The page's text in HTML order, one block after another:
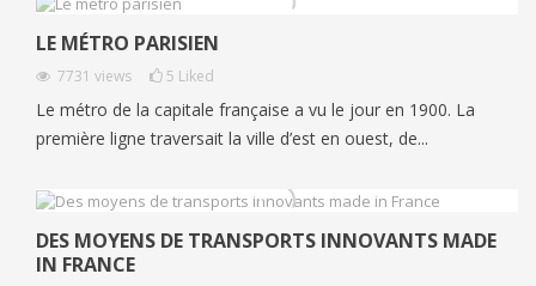
LE MÉTRO PARISIEN
7731 views 5 Liked
Le métro de la capitale française a vu le jour en 1900. La
première ligne traversait la ville d’est en ouest, de...
DES MOYENS DE TRANSPORTS INNOVANTS MADE
IN FRANCE